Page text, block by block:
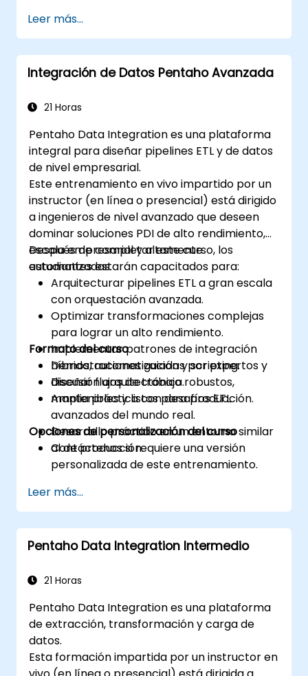
Leer más...
Integración de Datos Pentaho Avanzada
21 Horas
Pentaho Data Integration es una plataforma
integral para diseñar pipelines ETL y de datos
de nivel empresarial.
Este entrenamiento en vivo impartido por un
instructor (en línea o presencial) está dirigido
a ingenieros de nivel avanzado que deseen
dominar soluciones PDI de alto rendimiento,
escala empresarial y altamente
automatizadas.
Después de completar este curso, los
estudiantes estarán capacitados para:
Arquitecturar pipelines ETL a gran escala
con orquestación avanzada.
Optimizar transformaciones complejas
para lograr un alto rendimiento.
Implementar patrones de integración
híbrida, automatización y scripting.
Diseñar flujos de trabajo robustos,
mantenibles y listos para producción.
Formato del curso
Demostraciones guiadas por expertos y
discusión arquitectónica.
Amplia práctica con desafíos ETL
avanzados del mundo real.
Desarrollo práctico en un entorno similar
al de producción.
Opciones de personalización del curso
Contáctenos si requiere una versión
personalizada de este entrenamiento.
Leer más...
Pentaho Data Integration Intermedio
21 Horas
Pentaho Data Integration es una plataforma
de extracción, transformación y carga de
datos.
Esta formación impartida por un instructor en